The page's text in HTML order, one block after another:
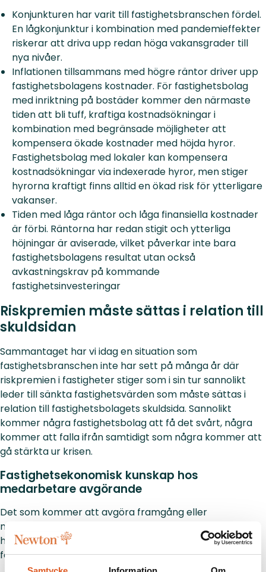
Konjunkturen har varit till fastighetsbranschen fördel.
En lågkonjunktur i kombination med pandemieffekter
riskerar att driva upp redan höga vakansgrader till
nya nivåer.
Inflationen tillsammans med högre räntor driver upp
fastighetsbolagens kostnader. För fastighetsbolag
med inriktning på bostäder kommer den närmaste
tiden att bli tuff, kraftiga kostnadsökningar i
kombination med begränsade möjligheter att
kompensera ökade kostnader med höjda hyror.
Fastighetsbolag med lokaler kan kompensera
kostnadsökningar via indexerade hyror, men stiger
hyrorna kraftigt finns alltid en ökad risk för ytterligare
vakanser.
Tiden med låga räntor och låga finansiella kostnader
är förbi. Räntorna har redan stigit och ytterliga
höjningar är aviserade, vilket påverkar inte bara
fastighetsbolagens resultat utan också
avkastningskrav på kommande
fastighetsinvesteringar
Riskpremien måste sättas i relation till
skuldsidan
Sammantaget har vi idag en situation som
fastighetsbranschen inte har sett på många år där
riskpremien i fastigheter stiger som i sin tur sannolikt
leder till sänkta fastighetsvärden som måste sättas i
relation till fastighetsbolagets skuldsida. Sannolikt
kommer några fastighetsbolag att få det svårt, några
kommer att falla ifrån samtidigt som några kommer att
gå stärkta ur krisen.
Fastighetsekonomisk kunskap hos
medarbetare avgörande
Det som kommer att avgöra framgång eller
misslyckande är fastighetsbolagets förmåga att dels
hantera sin nuvarande löpande ekonomi, dels sin
förmåga att göra korrekta investeringsbedömningar.